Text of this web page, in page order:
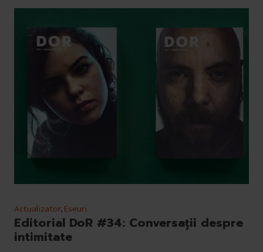
Actualizator,Eseuri
Editorial DoR #34: Conversații despre
intimitate